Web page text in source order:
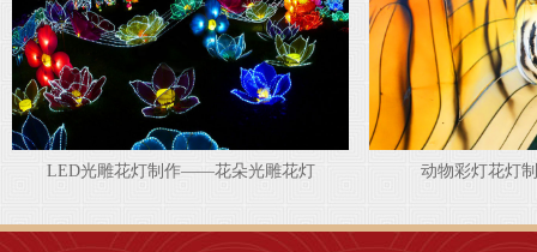
LED光雕花灯制作——花朵光雕花灯
动物彩灯花灯